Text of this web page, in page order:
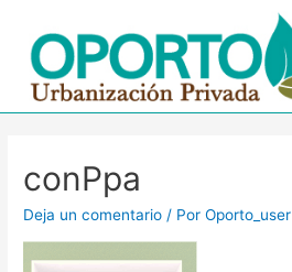
contenido
conPpa
Deja un comentario / PorOporto_user
entradas